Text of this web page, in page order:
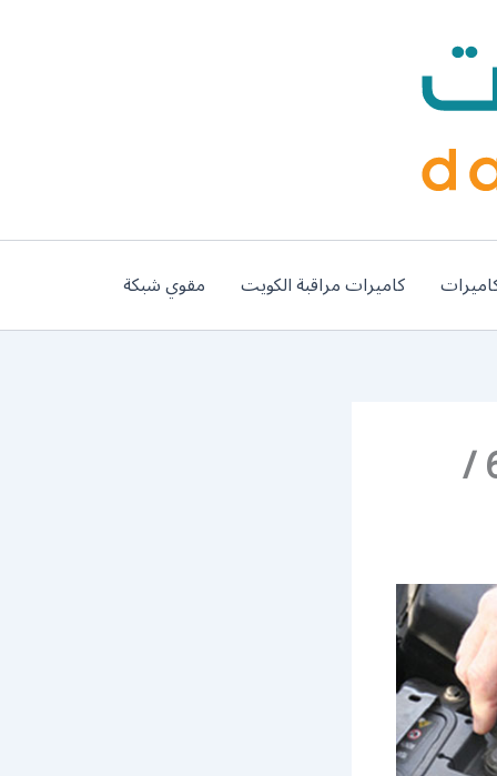
كاميرات مراقبة الكويت مقوي شبكة
رقم كهربائي سيارات الفنطاس / 66587222 /